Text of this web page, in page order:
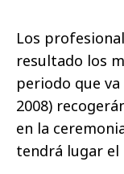
Los
resultado los
periodo que
2008)
en la
tendrá lugar el